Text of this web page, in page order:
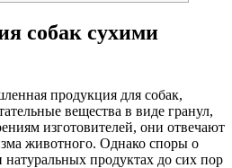
собак сухими
продукция для собак,
вещества в виде гранул,
изготовителей, они отвечают
животного. Однако споры о
продуктах до сих пор